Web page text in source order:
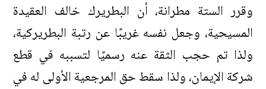
وقرر الستة مطرانة، أن البطريرك خالف العقيدة
المسيحية، وجعل نفسه غريبًا عن رتبة البطريركية،
ولذا تم حجب الثقة عنه رسميًا لتسببه في قطع
شركة الإيمان، ولذا سقط حق المرجعية الأولى له في